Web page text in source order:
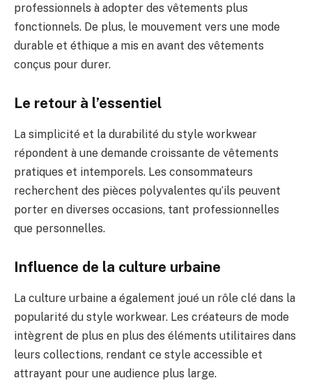
professionnels à adopter des vêtements plus
fonctionnels. De plus, le mouvement vers une mode
durable et éthique a mis en avant des vêtements
conçus pour durer.
Le retour à l’essentiel
La simplicité et la durabilité du style workwear
répondent à une demande croissante de vêtements
pratiques et intemporels. Les consommateurs
recherchent des pièces polyvalentes qu’ils peuvent
porter en diverses occasions, tant professionnelles
que personnelles.
Influence de la culture urbaine
La culture urbaine a également joué un rôle clé dans la
popularité du style workwear. Les créateurs de mode
intègrent de plus en plus des éléments utilitaires dans
leurs collections, rendant ce style accessible et
attrayant pour une audience plus large.